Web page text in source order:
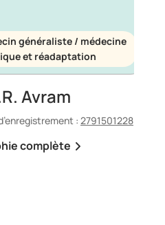
généraliste / médecine
et réadaptation
Avram
: 2791501228
complète